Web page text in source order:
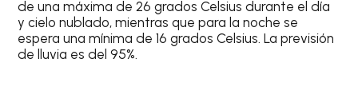
de unamáxima de 26 grados Celsius durante el día
ycielonublado, mientras que para lanoche se
espera unamínima de 16 grados Celsius.La previsión
de lluvia es del 95%.